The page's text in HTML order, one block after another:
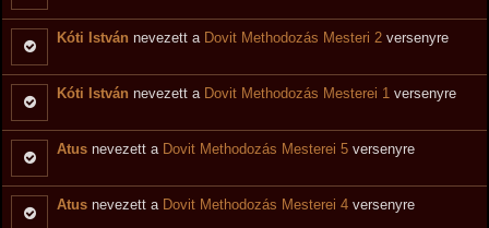
Kóti István nevezett a Dovit Methodozás Mesteri 2 versenyre
Kóti István nevezett a Dovit Methodozás Mesterei 1 versenyre
Atus nevezett a Dovit Methodozás Mesterei 5 versenyre
Atus nevezett a Dovit Methodozás Mesterei 4 versenyre